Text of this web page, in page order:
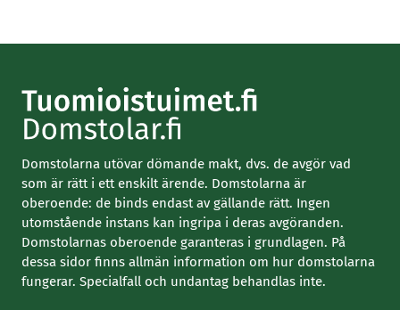
Domstolarna utövar dömande makt, dvs. de avgör vad
som är rätt i ett enskilt ärende. Domstolarna är
oberoende: de binds endast av gällande rätt. Ingen
utomstående instans kan ingripa i deras avgöranden.
Domstolarnas oberoende garanteras i grundlagen. På
dessa sidor finns allmän information om hur domstolarna
fungerar. Specialfall och undantag behandlas inte.